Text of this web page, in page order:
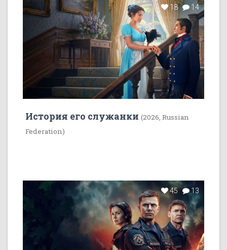
18 14
История его служанки (2026, Russian
Federation)
45 13